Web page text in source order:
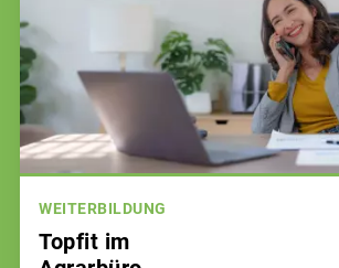
WEITERBILDUNG
Topfit im